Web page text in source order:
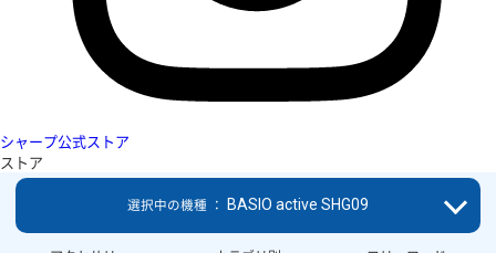
シャープ公式ストア
ストア
選択中の機種 ： BASIO active SHG09